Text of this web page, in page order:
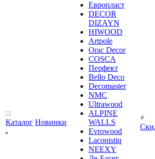
Каталог Новинки
Европласт
DECOR
DIZAYN
HIWOOD
Artpole
Orac Decor
COSCA
Перфект
Bello Deco
Decomaster
NMС
Ultrawood
ALPINE
WALLS
Evrowood
Laconistiq
NEEXY